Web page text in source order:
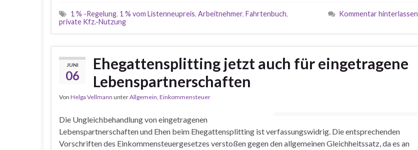
1 % -Regelung, 1 % vom Listenneupreis, Arbeitnehmer, Fahrtenbuch,
private Kfz.-Nutzung
Kommentar hinterlassen
JUNI
06
Ehegattensplitting jetzt auch für eingetragene
Lebenspartnerschaften
Von Helga Vellmann unterAllgemein, Einkommensteuer
Die Ungleichbehandlung von eingetragenen
Lebenspartnerschaften und Ehen beim Ehegattensplitting ist verfassungswidrig. Die entsprechenden
Vorschriften des Einkommensteuergesetzes verstoßen gegen den allgemeinen Gleichheitssatz, da es an